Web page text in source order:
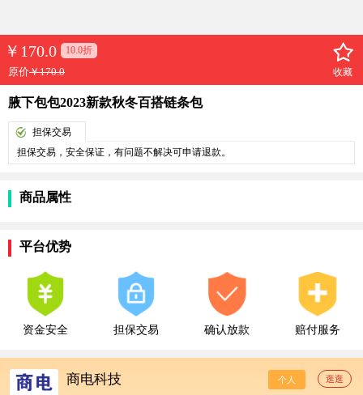
￥ 170.0 10.0折
原价￥170.0 收藏
腋下包包2023新款秋冬百搭链条包
担保交易
担保交易，安全保证，有问题不解决可申请退款。
商品属性
平台优势
资金安全 担保交易 确认放款 赔付服务
商电科技 个人 逛逛